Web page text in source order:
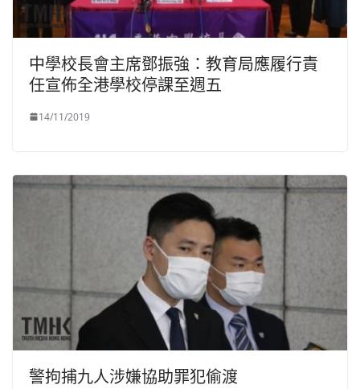
中學校長會主席鄧振強：教育局應履行責
任宣佈全港學校停課至週五
14/11/2019
警拘捕九人涉嫌協助罪犯偷渡